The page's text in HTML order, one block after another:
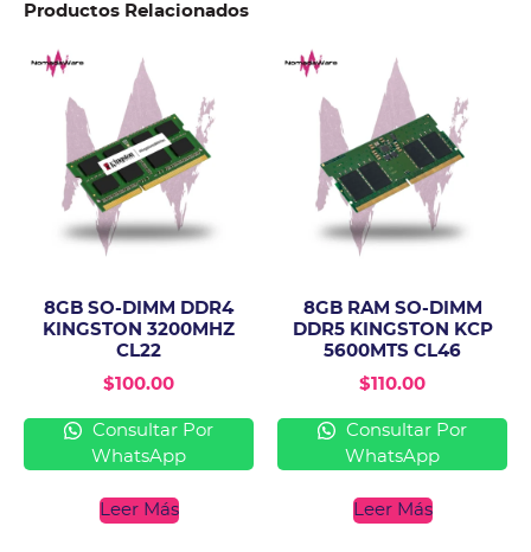
Productos Relacionados
8GB SO-DIMM DDR4
KINGSTON 3200MHZ
CL22
$100.00
Consultar Por
WhatsApp
Leer Más
8GB RAM SO-DIMM
DDR5 KINGSTON KCP
5600MTS CL46
$110.00
Consultar Por
WhatsApp
Leer Más